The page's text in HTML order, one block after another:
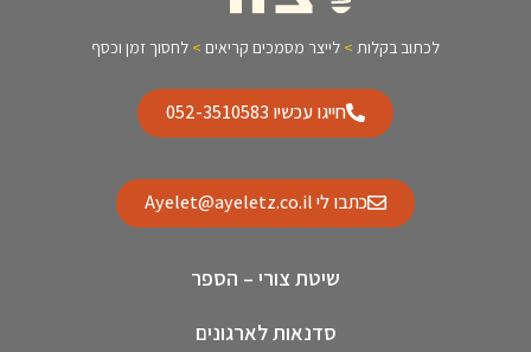
לכתוב בקלות > לייצר מסמכים קריאים > לחסוך זמן וכסף
חייגו עכשיו 052-3510583
כתבו לי Ayelet@ayeletz.co.il
שיטת צורי – הספר
סדנאות לארגונים